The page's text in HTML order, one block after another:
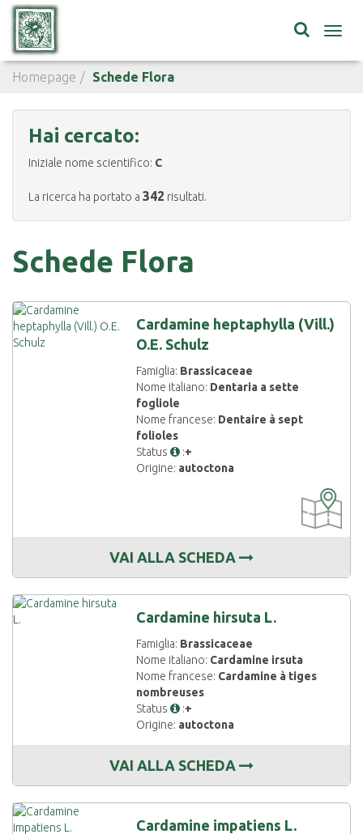
Homepage Schede Flora
Hai cercato:
Iniziale nome scientifico: C
La ricerca ha portato a 342 risultati.
Schede Flora
Cardamine heptaphylla (Vill.)
O.E. Schulz
Famiglia: Brassicaceae
Nome italiano: Dentaria a sette
fogliole
Nome francese: Dentaire à sept
folioles
Status
:+
Origine: autoctona
DISPONIBILE
VAI ALLA SCHEDA
Cardamine hirsuta L.
Famiglia: Brassicaceae
Nome italiano: Cardamine irsuta
Nome francese: Cardamine à tiges
nombreuses
Status
:+
Origine: autoctona
VAI ALLA SCHEDA
Cardamine impatiens L.